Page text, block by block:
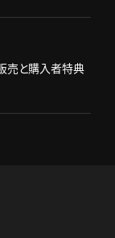
売と購入者特典